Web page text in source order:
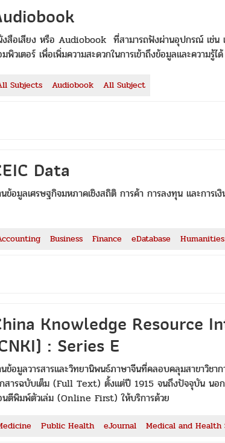
สือเสียง หรือ Audiobook ที่สามารถฟังผ่านอุปกรณ์ เช่น
พิวเตอร์ เพื่อเพิ่มความสะดวกในการเข้าถึงข้อมูลและความรู้ได้
Subjects Audiobook All Subject
Data
ข้อมูลเศรษฐกิจมหภาคเชิงสถิติ การค้า การลงทุน และการ
Business Finance eDatabase
Knowledge Resource
: Series E
ข้อมูลวารสารและวิทยานิพนธ์ภาษาจีนที่คลอบคลุมสาขาวิช
สารฉบับเต็ม (Full Text) ตั้งแต่ปี 1915 จนถึงปัจจุบัน นอ
ตีพิมพ์ตัวเล่ม (Online First) ให้บริการด้วย
Public Health eJournal Medical and Health